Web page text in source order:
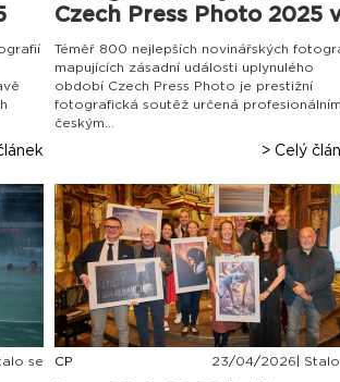
Czech Press Photo 2025
Téměř 800 nejlepších novinářských
mapujících zásadní události uplynulého
období Czech Press Photo je prestižní
fotografická soutěž určená profesionálním
českým...
> Celý
se CP 23/04/2026|